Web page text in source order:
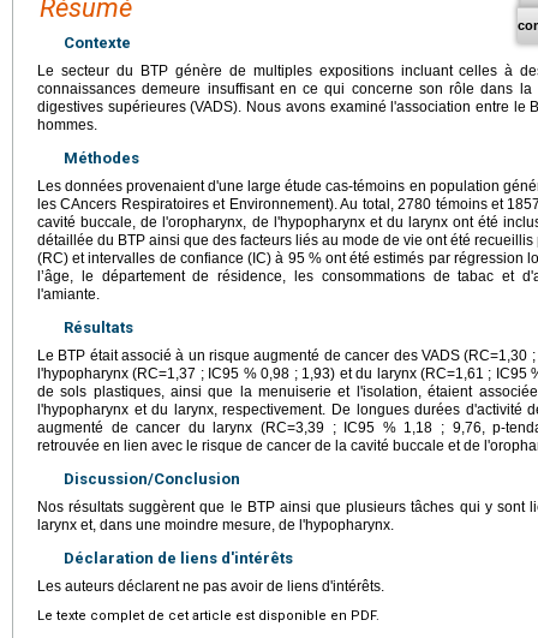
Résumé
Contexte
Le secteur du BTP génère de multiples expositions incluant celles à
connaissances demeure insuffisant en ce qui concerne son rôle dans
digestives supérieures (VADS). Nous avons examiné l'association entre le
hommes.
Méthodes
Les données provenaient d'une large étude cas-témoins en population
les CAncers Respiratoires et Environnement). Au total, 2780 témoins et
cavité buccale, de l'oropharynx, de l'hypopharynx et du larynx ont été
détaillée du BTP ainsi que des facteurs liés au mode de vie ont été
(RC) et intervalles de confiance (IC) à 95 % ont été estimés par régression
l’âge, le département de résidence, les consommations de tabac et
l'amiante.
Résultats
Le BTP était associé à un risque augmenté de cancer des VADS (RC=1,30
l'hypopharynx (RC=1,37 ; IC95 % 0,98 ; 1,93) et du larynx (RC=1,61 ; IC95
de sols plastiques, ainsi que la menuiserie et l'isolation, étaient
l'hypopharynx et du larynx, respectivement. De longues durées d'activité
augmenté de cancer du larynx (RC=3,39 ; IC95 % 1,18 ; 9,76, p-
retrouvée en lien avec le risque de cancer de la cavité buccale et de
Discussion/Conclusion
Nos résultats suggèrent que le BTP ainsi que plusieurs tâches qui y sont
larynx et, dans une moindre mesure, de l'hypopharynx.
Déclaration de liens d'intérêts
Les auteurs déclarent ne pas avoir de liens d'intérêts.
Le texte complet de cet article est disponible en PDF.